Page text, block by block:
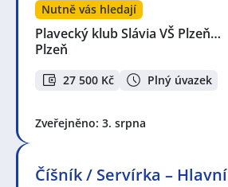
Nutně vás hledají
Plavecký klub Slávia VŠ Plzeň…
Plzeň
27 500 Kč Plný úvazek
Zveřejněno: 3. srpna
Číšník / Servírka – Hlavní